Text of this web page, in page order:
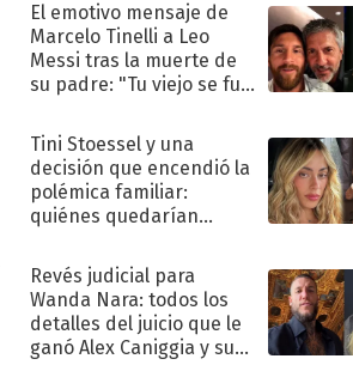
El emotivo mensaje de
Marcelo Tinelli a Leo
Messi tras la muerte de
su padre: "Tu viejo se fue
Tini Stoessel y una
decisión que encendió la
polémica familiar:
quiénes quedarían
Revés judicial para
Wanda Nara: todos los
detalles del juicio que le
ganó Alex Caniggia y sus